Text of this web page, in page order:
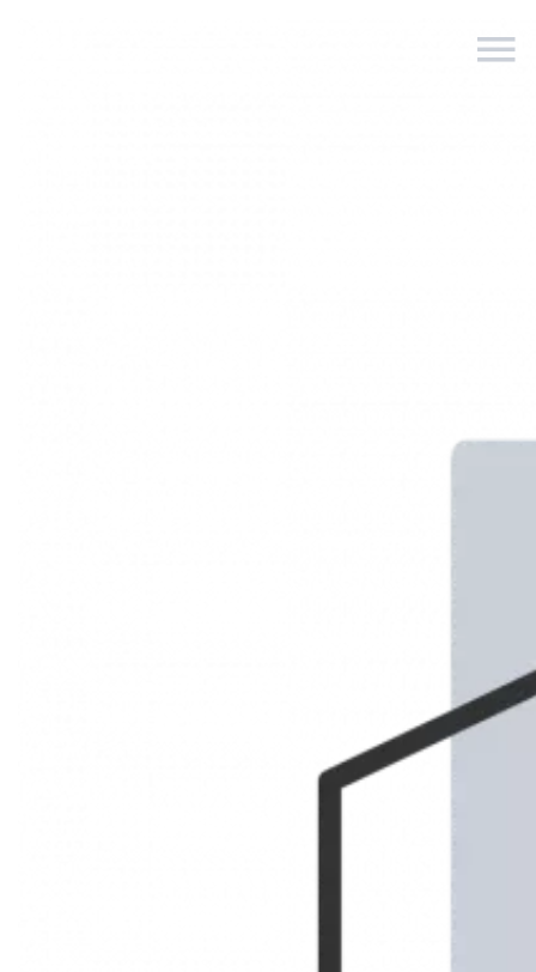
Marseille 10ème La Capelette